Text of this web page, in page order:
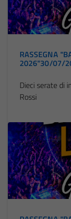
RASSEGNA
2026"30/07/
Dieci serate di
Rossi